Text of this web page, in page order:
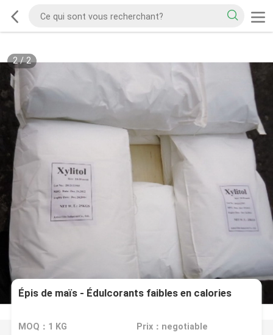
2/2
Épis de maïs - Édulcorants faibles en calories
MOQ：1 KG Prix：negotiable